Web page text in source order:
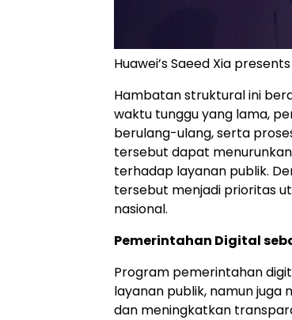
Huawei’s Saeed Xia
Hambatan struktural ini
waktu tunggu yang lama,
berulang-ulang, serta
tersebut dapat
terhadap layanan publik.
tersebut menjadi prioritas
nasional.
Pemerintahan Digital
Program pemerintahan
layanan publik, namun
dan meningkatkan